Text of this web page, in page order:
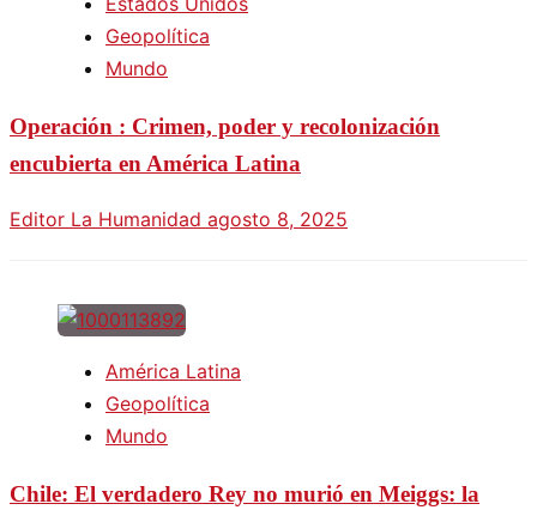
Geopolítica
Mundo
Operación : Crimen, poder y recolonización
encubierta en América Latina
Editor La Humanidad agosto 8, 2025
América Latina
Geopolítica
Mundo
Chile: El verdadero Rey no murió en Meiggs: la